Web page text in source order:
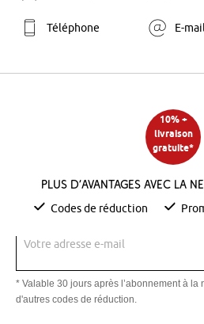
Téléphone E-mail
10% +
livraison
gratuite*
Plus d’avantages avec la
Codes de réduction
Votre adresse e-mail
* Valable 30 jours après l’abonnement à la
d'autres codes de réduction.